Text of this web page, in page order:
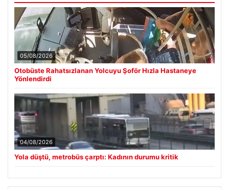
05/08/2026
Otobüste Rahatsızlanan Yolcuyu Şoför Hızla Hastaneye
Yönlendirdi
04/08/2026
Yola düştü, metrobüs çarptı: Kadının durumu kritik